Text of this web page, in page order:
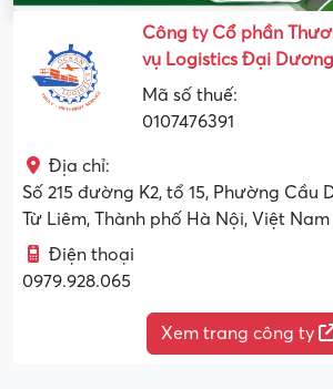
Công ty Cổ phần
vụ Logistics Đại Dương
Mã số thuế:
0107476391
Địa chỉ:
Số 215 đường K2, tổ 15, Phường Cầu
Từ Liêm, Thành phố Hà Nội, Việt Nam
Điện thoại
0979.928.065
Xem trang công ty